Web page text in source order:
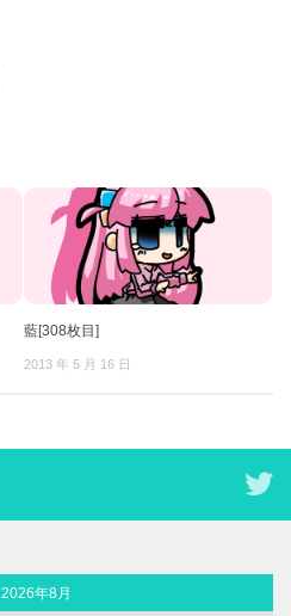
藍[308枚目]
2013 年 5 月 16 日
2026年8月